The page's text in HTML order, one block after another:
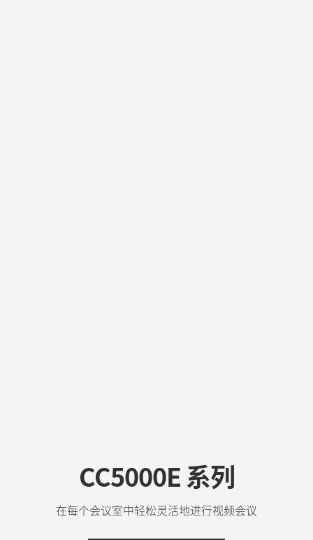
CC5000E 系列
在每个会议室中轻松灵活地进行视频会议